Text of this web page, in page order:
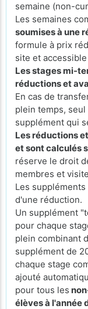
semaine (non-
Les semaines
soumises à une
formule à prix
site et
Les stages mi-
réductions et
En cas de
plein temps,
supplément qui
Les réductions
et sont calculés
réserve le droit
membres et
Les
d'une réduction.
Un supplément
pour chaque
plein combinant
supplément de
chaque stage
ajouté
pour tous les
élèves à l'année